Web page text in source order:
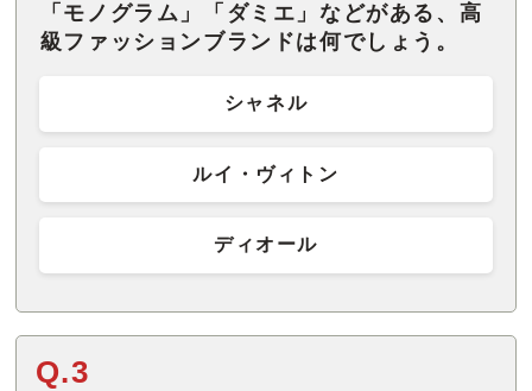
「モノグラム」「ダミエ」などがある、高
級ファッションブランドは何でしょう。
シャネル
ルイ・ヴィトン
ディオール
Q.3